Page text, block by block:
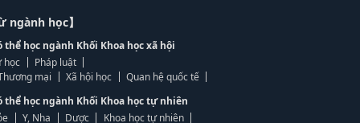
học】
học ngành Khối Khoa học xã hội
học
Pháp luật
mại
Xã hội học
Quan hệ quốc tế
thể học ngành Khối Khoa học tự nhiên
Y, Nha Dược Khoa học tự nhiên